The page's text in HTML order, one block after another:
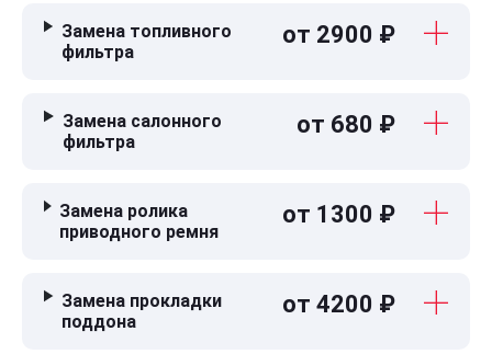
Замена топливного
фильтра
от 2900 ₽
Замена салонного
фильтра
от 680 ₽
Замена ролика
приводного ремня
от 1300 ₽
Замена прокладки
поддона
от 4200 ₽